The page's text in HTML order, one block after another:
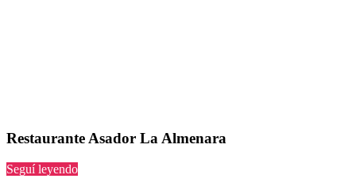
Restaurante Asador La Almenara
Seguí leyendo“Asador